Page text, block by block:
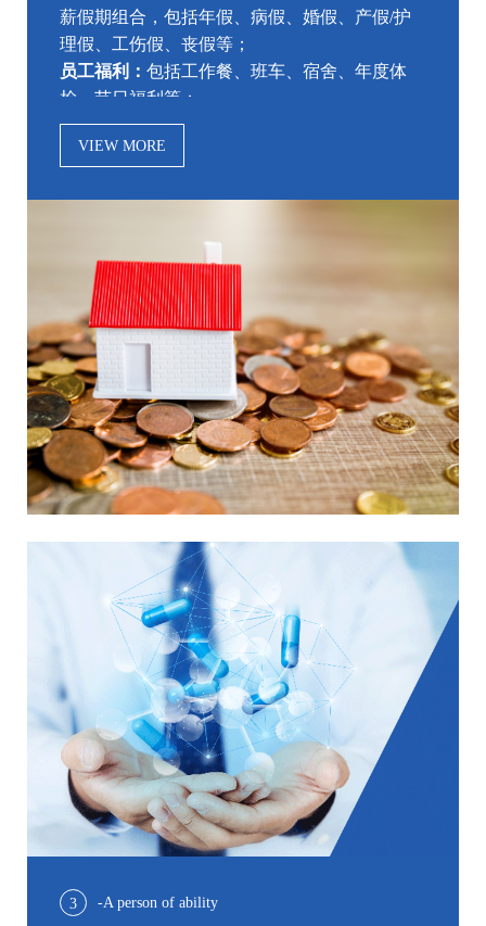
薪假期组合，包括年假、病假、婚假、产假/护
理假、工伤假、丧假等；
员工福利： 包括工作餐、班车、宿舍、年度体
检、节日福利等；
其他福利：享有工会提供的各项福利与活动。
VIEW MORE
3 -A person of ability